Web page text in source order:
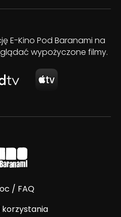
E-Kino Pod Baranami na
wypożyczone filmy.
/ FAQ
korzystania